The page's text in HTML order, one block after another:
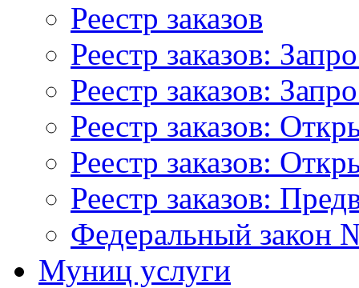
Реестр заказов
Реестр заказов:
Реестр заказов:
Реестр заказов:
Реестр заказов:
Реестр заказов:
Федеральный закон
Муниц услуги